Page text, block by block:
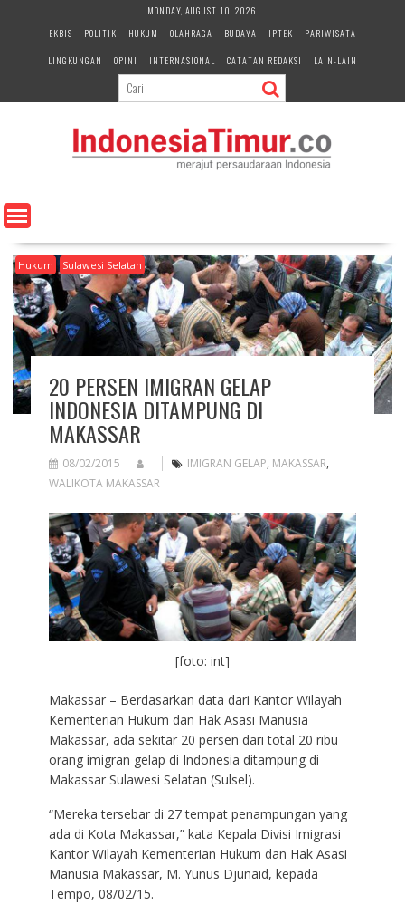
e
n
MONDAY, AUGUST 10, 2026
EKBIS
POLITIK HUKUM OLAHRAGA BUDAYA IPTEK
PARIWISATA
LINGKUNGAN
OPINI INTERNASIONAL CATATAN REDAKSI LAIN-LAIN
Hukum Sulawesi Selatan
20 PERSEN IMIGRAN GELAP
INDONESIA DITAMPUNG DI
MAKASSAR
08/02/2015 IMIGRAN GELAP, MAKASSAR,
WALIKOTA MAKASSAR
[foto: int]
Makassar – Berdasarkan data dari Kantor Wilayah
Kementerian Hukum dan Hak Asasi Manusia
Makassar, ada sekitar 20 persen dari total 20 ribu
orang imigran gelap di Indonesia ditampung di
Makassar Sulawesi Selatan (Sulsel).
“Mereka tersebar di 27 tempat penampungan yang
ada di Kota Makassar,” kata Kepala Divisi Imigrasi
Kantor Wilayah Kementerian Hukum dan Hak Asasi
Manusia Makassar, M. Yunus Djunaid, kepada
Tempo, 08/02/15.